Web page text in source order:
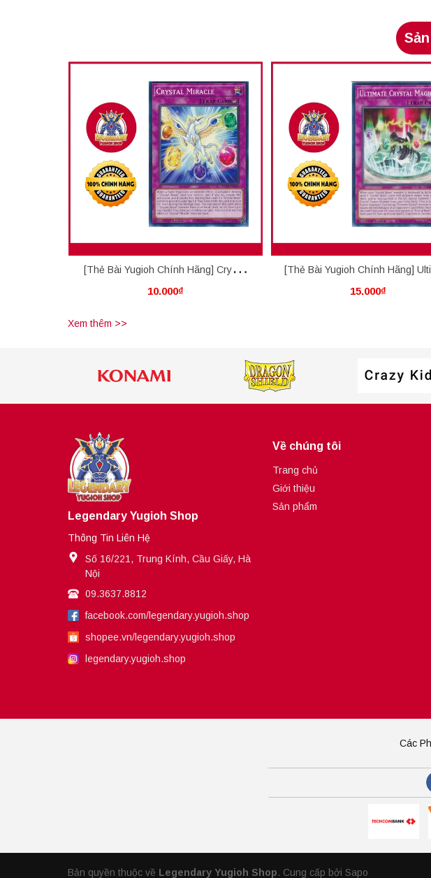
[Thẻ Bài Yugioh Chính Hãng] Crystal
Miracle
10.000₫
[Thẻ Bài Yugioh Chính Hãng]
Crystal Magic
15.000₫
Xem thêm >>
Legendary Yugioh Shop
Thông Tin Liên Hệ
Số 16/221, Trung Kính, Cầu Giấy, Hà
Nội
09.3637.8812
facebook.com/legendary.yugioh.shop
shopee.vn/legendary.yugioh.shop
legendary.yugioh.shop
Về chúng tôi
Trang chủ
Giới thiệu
Sản phẩm
Các
Bản quyền thuộc về Legendary Yugioh Shop. Cung cấp bởi Sapo